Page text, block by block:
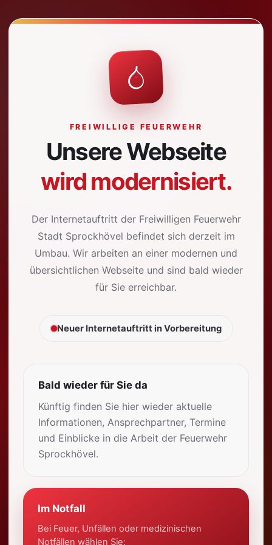
FREIWILLIGE FEUERWEHR
Unsere Webseite
wird modernisiert.
Der Internetauftritt der Freiwilligen Feuerwehr
Stadt Sprockhövel befindet sich derzeit im
Umbau. Wir arbeiten an einer modernen und
übersichtlichen Webseite und sind bald wieder
für Sie erreichbar.
Neuer Internetauftritt in Vorbereitung
Bald wieder für Sie da
Künftig finden Sie hier wieder aktuelle
Informationen, Ansprechpartner, Termine
und Einblicke in die Arbeit der Feuerwehr
Sprockhövel.
Im Notfall
Bei Feuer, Unfällen oder medizinischen
Notfällen wählen Sie: